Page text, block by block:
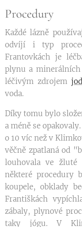
Procedury
Každé lázně
odvíjí i typ
Frantovkách je
plynu a
léčivým zdrojem
voda.
Díky tomu bylo
a méně se
o 10 víc než v
věčně zpatlaná od
louhovala ve žluté
některé procedury
koupele, obklady
Františkách
zábaly, plynové
taky jógu. V